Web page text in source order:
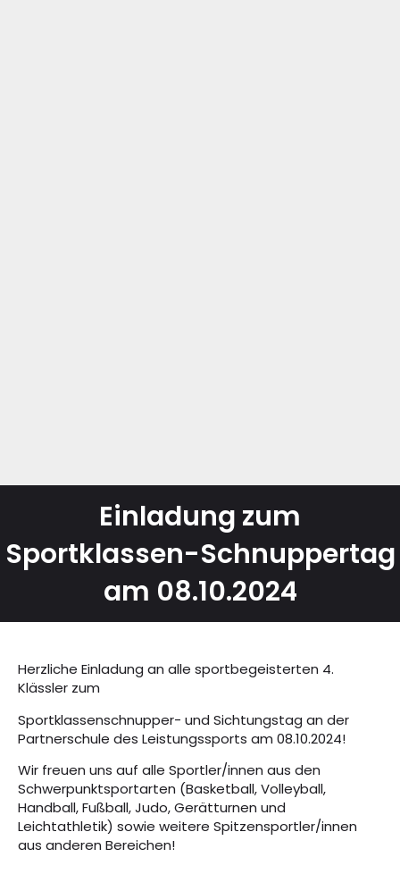
Einladung zum
Sportklassen-Schnuppertag
am 08.10.2024
Herzliche Einladung an alle sportbegeisterten 4.
Klässler zum
Sportklassenschnupper- und Sichtungstag an der
Partnerschule des Leistungssports am 08.10.2024!
Wir freuen uns auf alle Sportler/innen aus den
Schwerpunktsportarten (Basketball, Volleyball,
Handball, Fußball, Judo, Gerätturnen und
Leichtathletik) sowie weitere Spitzensportler/innen
aus anderen Bereichen!